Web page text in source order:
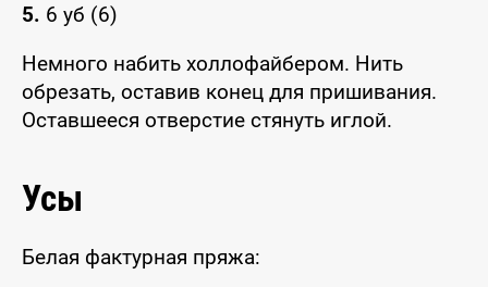
5. 6 уб (6)
Немного набить холлофайбером. Нить
обрезать, оставив конец для пришивания.
Оставшееся отверстие стянуть иглой.
Усы
Белая фактурная пряжа: